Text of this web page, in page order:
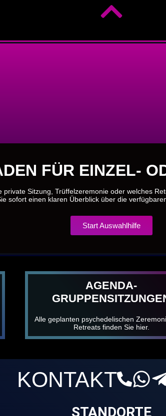
FÜR EINZEL-
Sitzung, Trüffelzeremonie oder welches
sofort einen klaren Überblick über die
Start Auswahlhilfe
AGENDA-
Alle geplanten psychedelischen
Retreats finden Sie hier.
KONTAKT
STANDORTE